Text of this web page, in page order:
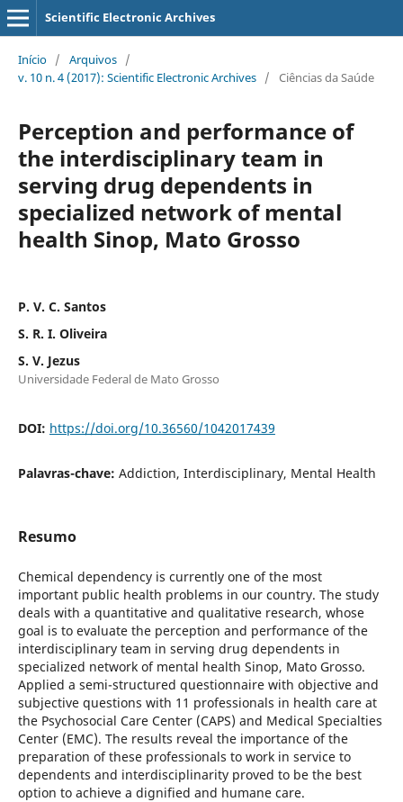
Scientific Electronic Archives
Início / Arquivos /
v. 10 n. 4 (2017): Scientific Electronic Archives / Ciências da Saúde
Perception and performance of
the interdisciplinary team in
serving drug dependents in
specialized network of mental
health Sinop, Mato Grosso
P. V. C. Santos
S. R. I. Oliveira
S. V. Jezus
Universidade Federal de Mato Grosso
DOI: https://doi.org/10.36560/1042017439
Palavras-chave: Addiction, Interdisciplinary, Mental Health
Resumo
Chemical dependency is currently one of the most
important public health problems in our country. The study
deals with a quantitative and qualitative research, whose
goal is to evaluate the perception and performance of the
interdisciplinary team in serving drug dependents in
specialized network of mental health Sinop, Mato Grosso.
Applied a semi-structured questionnaire with objective and
subjective questions with 11 professionals in health care at
the Psychosocial Care Center (CAPS) and Medical Specialties
Center (EMC). The results reveal the importance of the
preparation of these professionals to work in service to
dependents and interdisciplinarity proved to be the best
option to achieve a dignified and humane care.